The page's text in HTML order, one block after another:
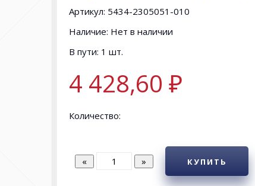
Артикул: 5434-2305051-010
Наличие: Нет в наличии
В пути: 1 шт.
4 428,60 ₽
Количество:
КУПИТЬ